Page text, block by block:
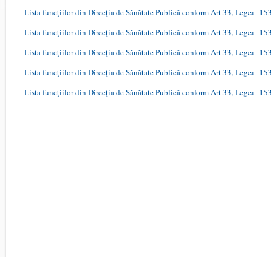
Lista funcţiilor din Direcţia de Sănătate Publică conform Art.33, Legea
Lista funcţiilor din Direcţia de Sănătate Publică conform Art.33, Legea
Lista funcţiilor din Direcţia de Sănătate Publică conform Art.33, Legea
Lista funcţiilor din Direcţia de Sănătate Publică conform Art.33, Legea
Lista funcţiilor din Direcţia de Sănătate Publică conform Art.33, Legea